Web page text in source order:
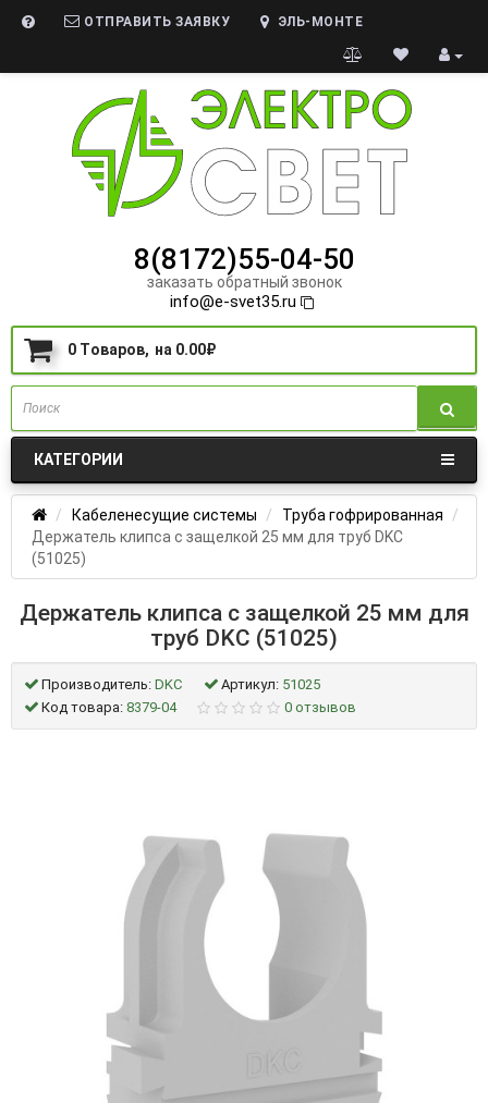
ОТПРАВИТЬ ЗАЯВКУ ЭЛЬ-МОНТЕ
8(8172)55-04-50
заказать обратный звонок
info@e-svet35.ru
0 Tоваров, на 0.00₽
КАТЕГОРИИ
Кабеленесущие системы
Труба гофрированная
Держатель клипса с защелкой 25 мм для труб DKC
(51025)
Держатель клипса с защелкой 25 мм для
труб DKC (51025)
Производитель: DKC Артикул: 51025
Код товара: 8379-04 0 отзывов